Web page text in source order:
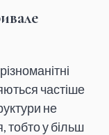
частіше
не
тобто у більш